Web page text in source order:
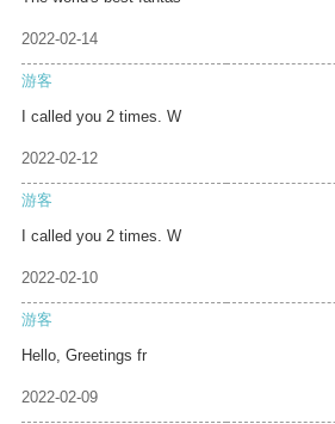
2022-02-14
游客
I called you 2 times. W
2022-02-12
游客
I called you 2 times. W
2022-02-10
游客
Hello, Greetings fr
2022-02-09